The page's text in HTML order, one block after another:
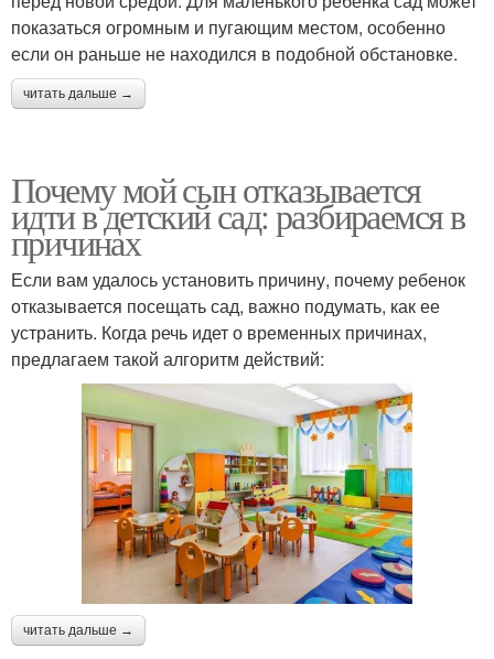
показаться огромным и пугающим местом, особенно
если он раньше не находился в подобной обстановке.
читать дальше →
Почему мой сын отказывается
идти в детский сад: разбираемся в
причинах
Если вам удалось установить причину, почему ребенок
отказывается посещать сад, важно подумать, как ее
устранить. Когда речь идет о временных причинах,
предлагаем такой алгоритм действий:
читать дальше →